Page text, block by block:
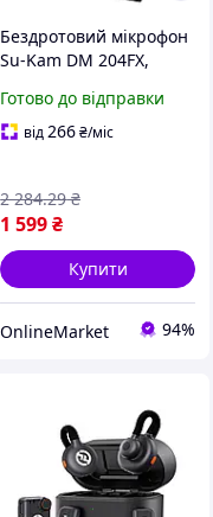
Бездротовий мікрофон
Su-Kam DM 204FX,
радіосистема з двома
мікрофонами /
Готово до відправки
від266₴/міс
1 599₴
2 284.29 ₴
Купити
OnlineMarket 94%